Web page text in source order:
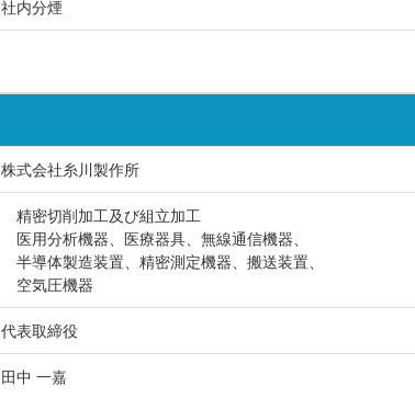
社内分煙
株式会社糸川製作所
精密切削加工及び組立加工
医用分析機器、医療器具、無線通信機器、
半導体製造装置、精密測定機器、搬送装置、
空気圧機器
代表取締役
田中 一嘉